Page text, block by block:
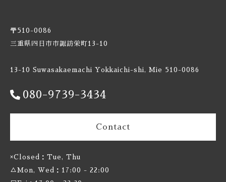
〒510-0086
三重県四日市市諏訪栄町13-10
13-10 Suwasakaemachi Yokkaichi-shi, Mie 510-0086
080-9739-3434
Contact
×Closed：Tue, Thu
△Mon, Wed：17:00 - 22:00
Cellador Ales / セラドアエールズ
Cloudwater / クラウドウォーター
Collective Arts / コレクティブアーツ
Crooked Stave / クルケッドステイブ